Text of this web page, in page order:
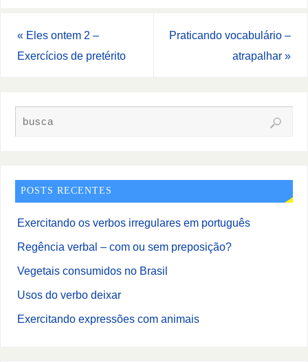
« Eles ontem 2 –
Exercícios de pretérito
Praticando vocabulário –
atrapalhar »
POSTS RECENTES
Exercitando os verbos irregulares em português
Regência verbal – com ou sem preposição?
Vegetais consumidos no Brasil
Usos do verbo deixar
Exercitando expressões com animais